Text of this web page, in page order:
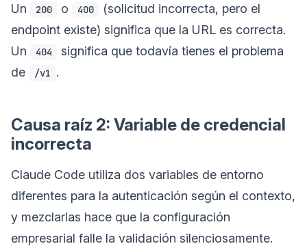
Un 200 o 400
(solicitud incorrecta, pero el
endpoint existe) significa que la URL es correcta.
Un
404
significa que todavía tienes el problema
de
/v1 .
Causa raíz 2: Variable de credencial
incorrecta
Claude Code utiliza dos variables de entorno
diferentes para la autenticación según el contexto,
y mezclarlas hace que la configuración
empresarial falle la validación silenciosamente.